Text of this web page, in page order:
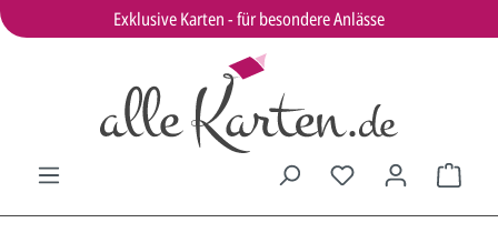
Exklusive Karten - für besondere Anlässe